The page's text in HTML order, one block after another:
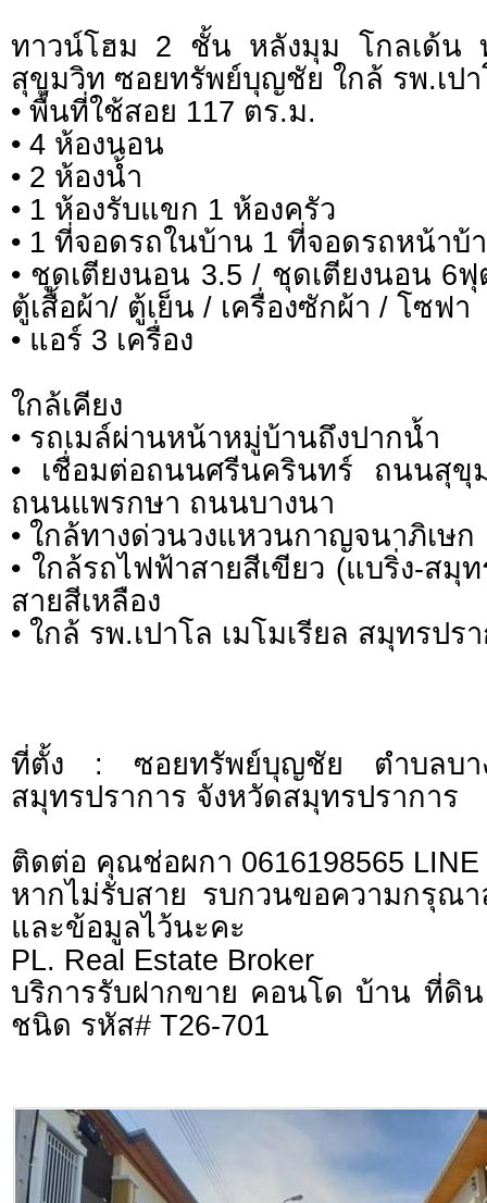
ทาวน์โฮม 2 ชั้น หลังมุม โกลเด้น
สุขุมวิท ซอยทรัพย์บุญชัย ใกล้ รพ.เปา
• พื้นที่ใช้สอย 117 ตร.ม.
• 4 ห้องนอน
• 2 ห้องน้ำ
• 1 ห้องรับแขก 1 ห้องครัว
• 1 ที่จอดรถในบ้าน 1 ที่จอดรถหน้าบ้
• ชุดเตียงนอน 3.5 / ชุดเตียงนอน 6ฟุ
ตู้เสื้อผ้า/ ตู้เย็น / เครื่องซักผ้า / โซฟา
• แอร์ 3 เครื่อง
ใกล้เคียง
• รถเมล์ผ่านหน้าหมู่บ้านถึงปากน้ำ
• เชื่อมต่อถนนศรีนครินทร์ ถนนสุขุ
ถนนแพรกษา ถนนบางนา
• ใกล้ทางด่วนวงแหวนกาญจนาภิเษก
• ใกล้รถไฟฟ้าสายสีเขียว (แบริ่ง-สมุ
สายสีเหลือง
• ใกล้ รพ.เปาโล เมโมเรียล สมุทรปร
ที่ตั้ง : ซอยทรัพย์บุญชัย ตำบลบาง
สมุทรปราการ จังหวัดสมุทรปราการ
ติดต่อ คุณช่อผกา 0616198565 LINE
หากไม่รับสาย รบกวนขอความกรุณ
และข้อมูลไว้นะคะ
PL. Real Estate Broker
บริการรับฝากขาย คอนโด บ้าน ที่ดิ
ชนิด รหัส# T26-701